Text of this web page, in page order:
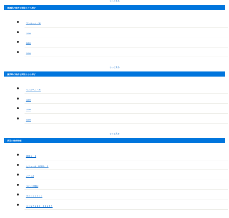
もっと見る
津島駅の物件を間取りから探す
ワンルーム・1K
1LDK
2LDK
3LDK
もっと見る
藤浪駅の物件を間取りから探す
ワンルーム・1K
1LDK
2LDK
3LDK
もっと見る
周辺の物件情報
喜楽Ａ・Ｂ
セジュール HODA Ⅱ
パティオ
ラビナス埋田
Ｒｅｉｎｈｅｉｔ
ＶＩＮＴＡＧＥ ＣＯＵＲＴ